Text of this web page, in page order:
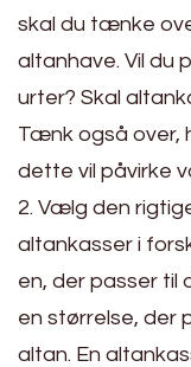
skal du tænke
altanhave. Vil du
urter? Skal
Tænk også over,
dette vil påvirke
2. Vælg den
altankasser i
en, der passer til
en størrelse, der
altan. En